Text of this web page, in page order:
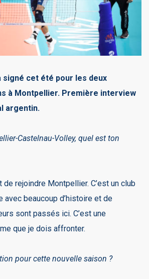
signé cet été pour les deux
à Montpellier. Première interview
argentin.
Castelnau-Volley, quel est ton
rejoindre Montpellier. C’est un club
avec beaucoup d’histoire et de
sont passés ici. C’est une
que je dois affronter.
pour cette nouvelle saison ?